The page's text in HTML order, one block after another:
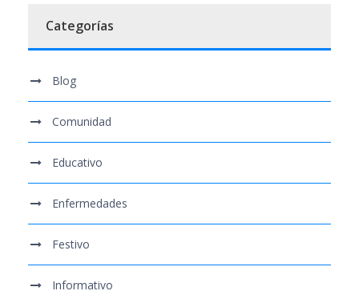
Categorías
Blog
Comunidad
Educativo
Enfermedades
Festivo
Informativo